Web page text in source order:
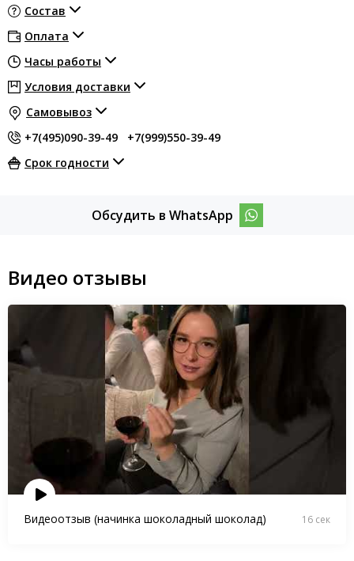
Состав
Оплата
Часы работы
Условия доставки
Самовывоз
+7(495)090-39-49
+7(999)550-39-49
Срок годности
Обсудить в WhatsApp
Видео отзывы
Видеоотзыв (начинка шоколадный шоколад) 16 сек